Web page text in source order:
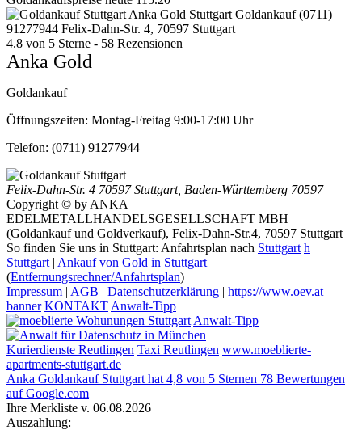
Anka Gold Stuttgart Goldankauf (0711)
91277944 Felix-Dahn-Str. 4, 70597 Stuttgart
4.8 von 5 Sterne - 58 Rezensionen
Anka Gold
Goldankauf
Öffnungszeiten: Montag-Freitag 9:00-17:00 Uhr
Telefon: (0711) 91277944
Felix-Dahn-Str. 4 70597 Stuttgart, Baden-Württemberg 70597
Copyright © by ANKA
EDELMETALLHANDELSGESELLSCHAFT MBH
(Goldankauf und Goldverkauf), Felix-Dahn-Str.4, 70597 Stuttgart
So finden Sie uns in Stuttgart: Anfahrtsplan nach Stuttgart h
Stuttgart | Ankauf von Gold in Stuttgart
(Entfernungsrechner/Anfahrtsplan)
Impressum | AGB | Datenschutzerklärung | https://www.oev.at
banner KONTAKT Anwalt-Tipp
Anwalt-Tipp
Kurierdienste Reutlingen Taxi Reutlingen www.moeblierte-
apartments-stuttgart.de
Anka Goldankauf Stuttgart hat 4,8 von 5 Sternen 78 Bewertungen
auf Google.com
Ihre Merkliste v. 06.08.2026
Auszahlung: